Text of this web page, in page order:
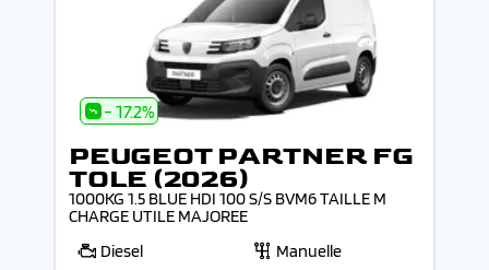
- 17.2%
PEUGEOT PARTNER FG
TOLE (2026)
1000KG 1.5 BLUE HDI 100 S/S BVM6 TAILLE M
CHARGE UTILE MAJOREE
Diesel
Manuelle